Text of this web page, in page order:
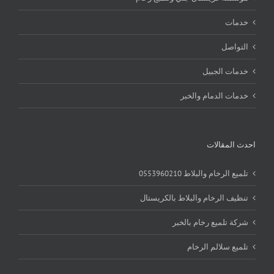
خدمات
التواصل
خدمات الجبيل
خدمات الدمام والخبر
احدث المقالات
تلميع الرخام والبلاط 0553960210
تنظيف الرخام والبلاط بالكريستال
شركة تلميع رخام بالخبر
تلميع سلالم الرخام